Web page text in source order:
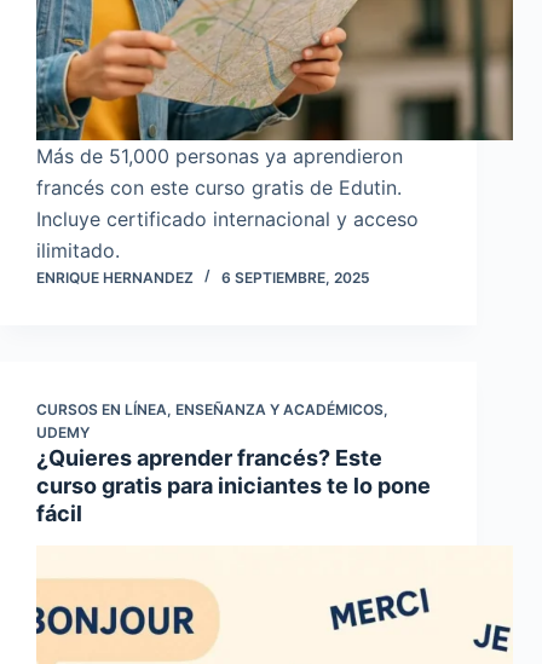
Más de 51,000 personas ya aprendieron
francés con este curso gratis de Edutin.
Incluye certificado internacional y acceso
ilimitado.
ENRIQUE HERNANDEZ 6 SEPTIEMBRE, 2025
CURSOS EN LÍNEA, ENSEÑANZA Y ACADÉMICOS,
UDEMY
¿Quieres aprender francés? Este
curso gratis para iniciantes te lo pone
fácil